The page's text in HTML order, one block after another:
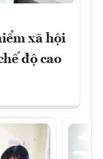
xã hội
độ cao